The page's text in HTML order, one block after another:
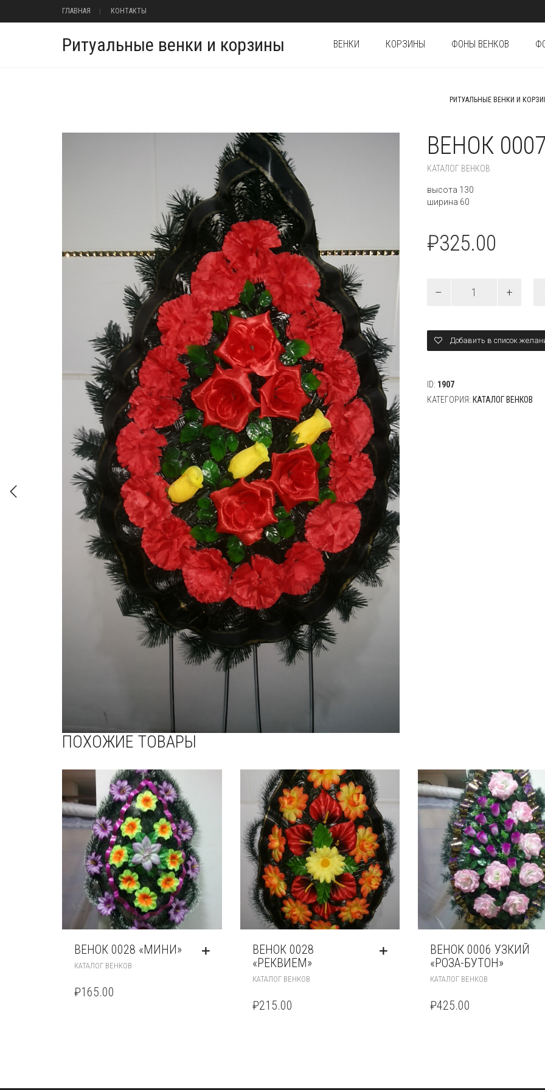
ГЛАВНАЯ КОНТАКТЫ
Ритуальные венки и корзины ВЕНКИ КОРЗИНЫ ФОНЫ ВЕНКОВ
РИТУАЛЬНЫЕ ВЕНКИ И
ВЕНОК
КАТАЛОГ ВЕНКОВ
высота 130
ширина 60
₽325.00
Добавить в список
ID: 1907
КАТЕГОРИЯ: КАТАЛОГ ВЕНКОВ
ПОХОЖИЕ ТОВАРЫ
ВЕНОК 0028 «МИНИ»
КАТАЛОГ ВЕНКОВ
₽165.00
ВЕНОК 0028
«РЕКВИЕМ»
КАТАЛОГ ВЕНКОВ
₽215.00
ВЕНОК 0006 УЗКИЙ
«РОЗА-БУТОН»
КАТАЛОГ ВЕНКОВ
₽425.00